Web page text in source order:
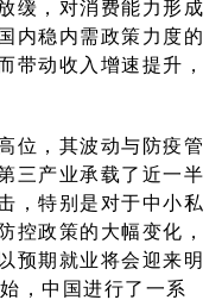
缓，对消费能力形成
内稳内需政策力度的
带动收入增速提升，
位，其波动与防疫管
三产业承载了近一半
，特别是对于中小私
控政策的大幅变化，
预期就业将会迎来明
，中国进行了一系